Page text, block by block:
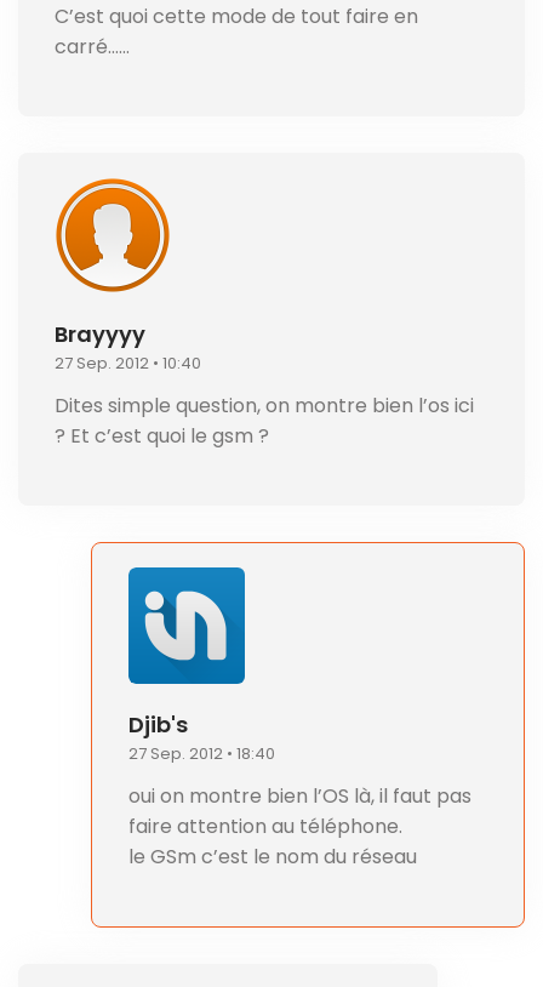
C’est quoi cette mode de tout faire en
carré……
Brayyyy
27 Sep. 2012 • 10:40
Dites simple question, on montre bien l’os ici
? Et c’est quoi le gsm ?
Djib's
27 Sep. 2012 • 18:40
oui on montre bien l’OS là, il faut pas
faire attention au téléphone.
le GSm c’est le nom du réseau